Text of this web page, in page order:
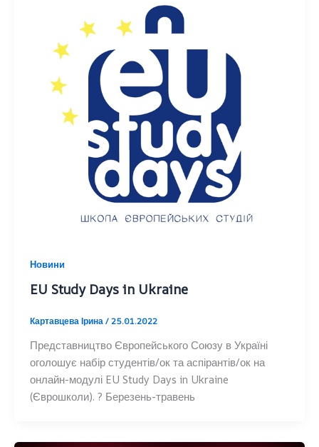
Новини
EU Study Days in Ukraine
Картавцева Ірина/25.01.2022
Представництво Європейського Союзу в Україні
оголошує набір студентів/ок та аспірантів/ок на
онлайн-модулі EU Study Days in Ukraine
(Єврошколи). ? Березень-травень